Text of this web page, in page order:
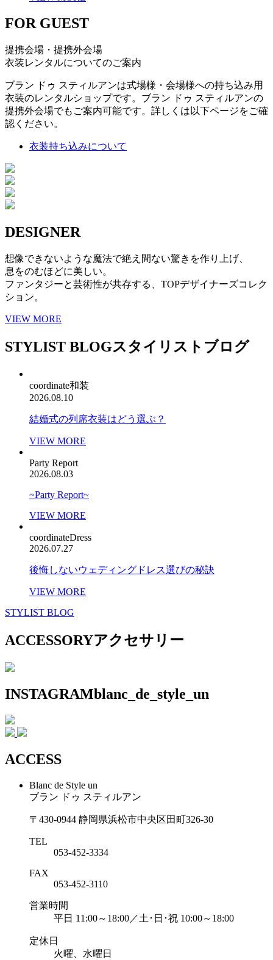
FOR GUEST
提携会場・提携外会場
衣装レンタルについてのご案内
ブラン ドゥ スティルアンは式場様・会場様への持ち込み用
衣装のレンタルショップです。ブラン ドゥ スティルアンの
提携外会場でもご案内可能です。詳しくは以下ページをご確
認ください。
衣装持ち込みについて
DESIGNER
想像できないような魔法で絶え間ない驚きを作り上げ、
息をのむほどに美しい。
ファンタジーと芸術性が共存する、TOPデザイナーズコレク
ション。
VIEW MORE
STYLIST BLOGスタイリストブログ
coordinate和装
2026.08.10
結婚式の列席衣装はどう選ぶ？
VIEW MORE
Party Report
2026.08.03
~Party Report~
VIEW MORE
coordinateDress
2026.07.27
後悔しないウェディングドレス選びの秘訣
VIEW MORE
STYLIST BLOG
ACCESSORYアクセサリー
INSTAGRAMblanc_de_style_un
ACCESS
Blanc de Style un
ブラン ドゥ スティルアン
〒430-0944 静岡県浜松市中央区田町326-30
TEL
053-452-3334
FAX
053-452-3110
営業時間
平日 11:00～18:00／土･日･祝 10:00～18:00
定休日
火曜、水曜日